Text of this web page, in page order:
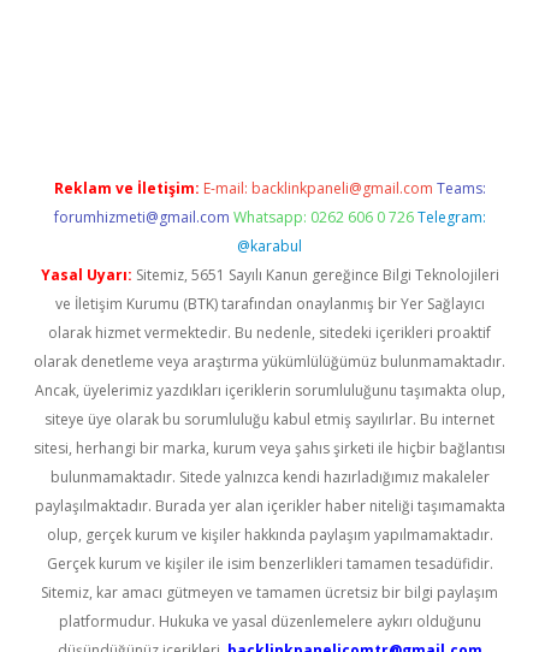
Reklam ve İletişim: E-mail: backlinkpaneli@gmail.com Teams:
forumhizmeti@gmail.com Whatsapp: 0262 606 0 726 Telegram:
@karabul
Yasal Uyarı: Sitemiz, 5651 Sayılı Kanun gereğince Bilgi Teknolojileri
ve İletişim Kurumu (BTK) tarafından onaylanmış bir Yer Sağlayıcı
olarak hizmet vermektedir. Bu nedenle, sitedeki içerikleri proaktif
olarak denetleme veya araştırma yükümlülüğümüz bulunmamaktadır.
Ancak, üyelerimiz yazdıkları içeriklerin sorumluluğunu taşımakta olup,
siteye üye olarak bu sorumluluğu kabul etmiş sayılırlar. Bu internet
sitesi, herhangi bir marka, kurum veya şahıs şirketi ile hiçbir bağlantısı
bulunmamaktadır. Sitede yalnızca kendi hazırladığımız makaleler
paylaşılmaktadır. Burada yer alan içerikler haber niteliği taşımamakta
olup, gerçek kurum ve kişiler hakkında paylaşım yapılmamaktadır.
Gerçek kurum ve kişiler ile isim benzerlikleri tamamen tesadüfidir.
Sitemiz, kar amacı gütmeyen ve tamamen ücretsiz bir bilgi paylaşım
platformudur. Hukuka ve yasal düzenlemelere aykırı olduğunu